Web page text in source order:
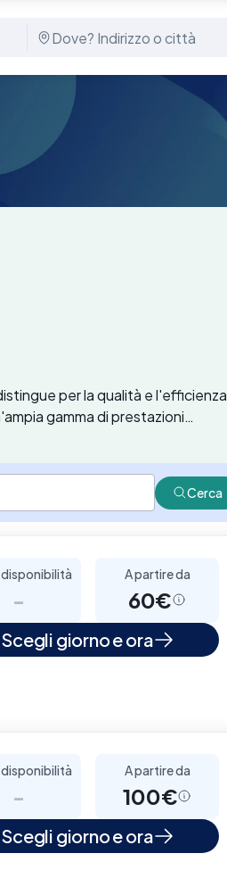
per la qualità e l'efficienza
gamma di prestazioni
e riabilitazione. Grazie a
terapeutico per ogni
più recenti linee guida
fondi sanitari e assicurazioni.
Cerca
-
A partire da
60€
Scegli giorno e ora
-
A partire da
100€
Scegli giorno e ora